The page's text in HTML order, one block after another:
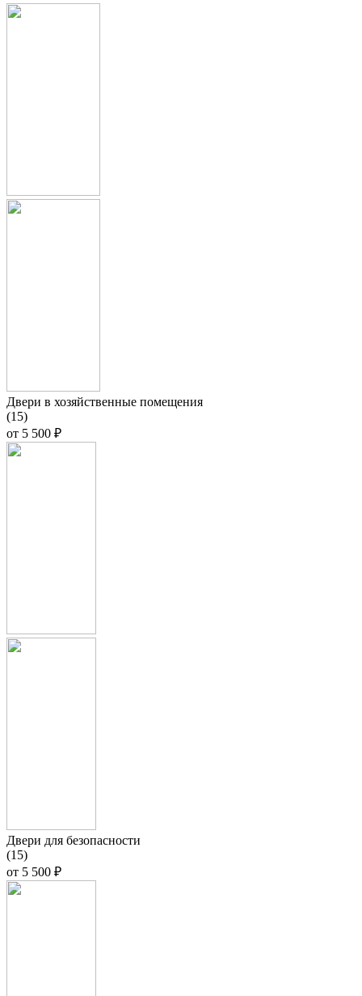
Двери в хозяйственные помещения
(15)
от 5 500 ₽
Двери для безопасности
(15)
от 5 500 ₽